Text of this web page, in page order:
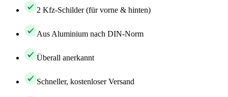
2 Kfz-Schilder (für vorne & hinten)
Aus Aluminium nach DIN-Norm
Überall anerkannt
Schneller, kostenloser Versand